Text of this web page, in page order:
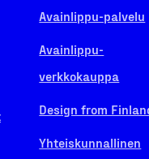
Avainlippu-palvelu
Avainlippu-
verkkokauppa
Design from
Yhteiskunnallinen